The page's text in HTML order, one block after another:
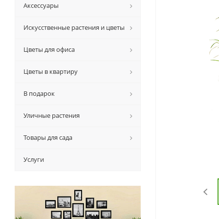
Аксессуары
Искусственные растения и цветы
Цветы для офиса
Цветы в квартиру
В подарок
Уличные растения
Товары для сада
Услуги